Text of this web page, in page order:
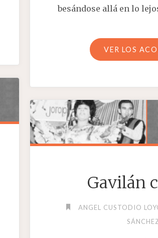
besándose allá en lo
VER LOS
Gavilán
ANGEL CUSTODIO